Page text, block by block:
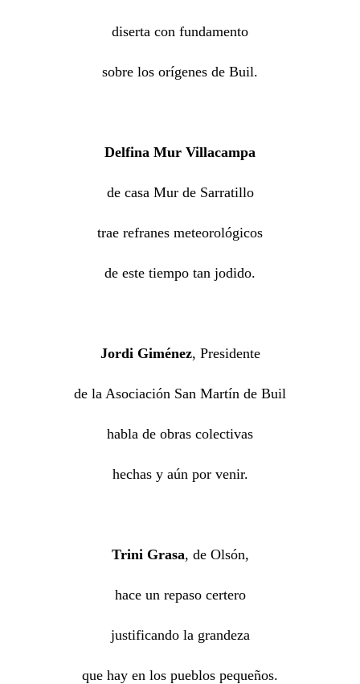
diserta con fundamento
sobre los orígenes de Buil.
Delfina Mur Villacampa
de casa Mur de Sarratillo
trae refranes meteorológicos
de este tiempo tan jodido.
Jordi Giménez, Presidente
de la Asociación San Martín de Buil
habla de obras colectivas
hechas y aún por venir.
Trini Grasa, de Olsón,
hace un repaso certero
justificando la grandeza
que hay en los pueblos pequeños.